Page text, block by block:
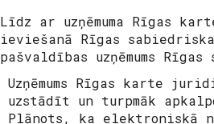
Līdz ar uzņēmuma Rīgas
ieviešanā Rīgas
pašvaldības uzņēmums Rīgas
Uzņēmums Rīgas karte
uzstādīt un turpmāk
Plānots, ka elektroniskā